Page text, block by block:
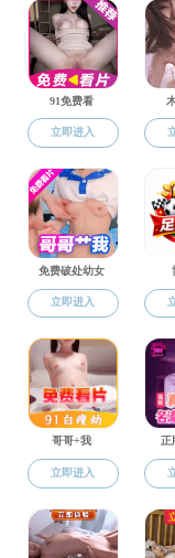
教学信息
教学信息
团学微信 知